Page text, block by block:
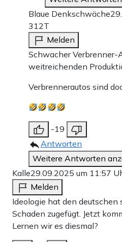
Blaue Denkschwäche
312T
Melden
Schwacher
weitreichenden
Verbrennerautos sind
-19
Antworten
Weitere Antworten
Kalle29.09.2025 um 11:57
Melden
Ideologie hat den deutschen
Schaden zugefügt. Jetzt
Lernen wir es diesmal?